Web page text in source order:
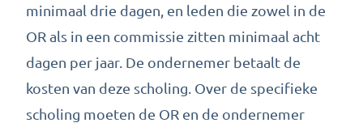
minimaal drie dagen, en leden die zowel in de
OR als in een commissie zitten minimaal acht
dagen per jaar. De ondernemer betaalt de
kosten van deze scholing. Over de specifieke
scholing moeten de OR en de ondernemer